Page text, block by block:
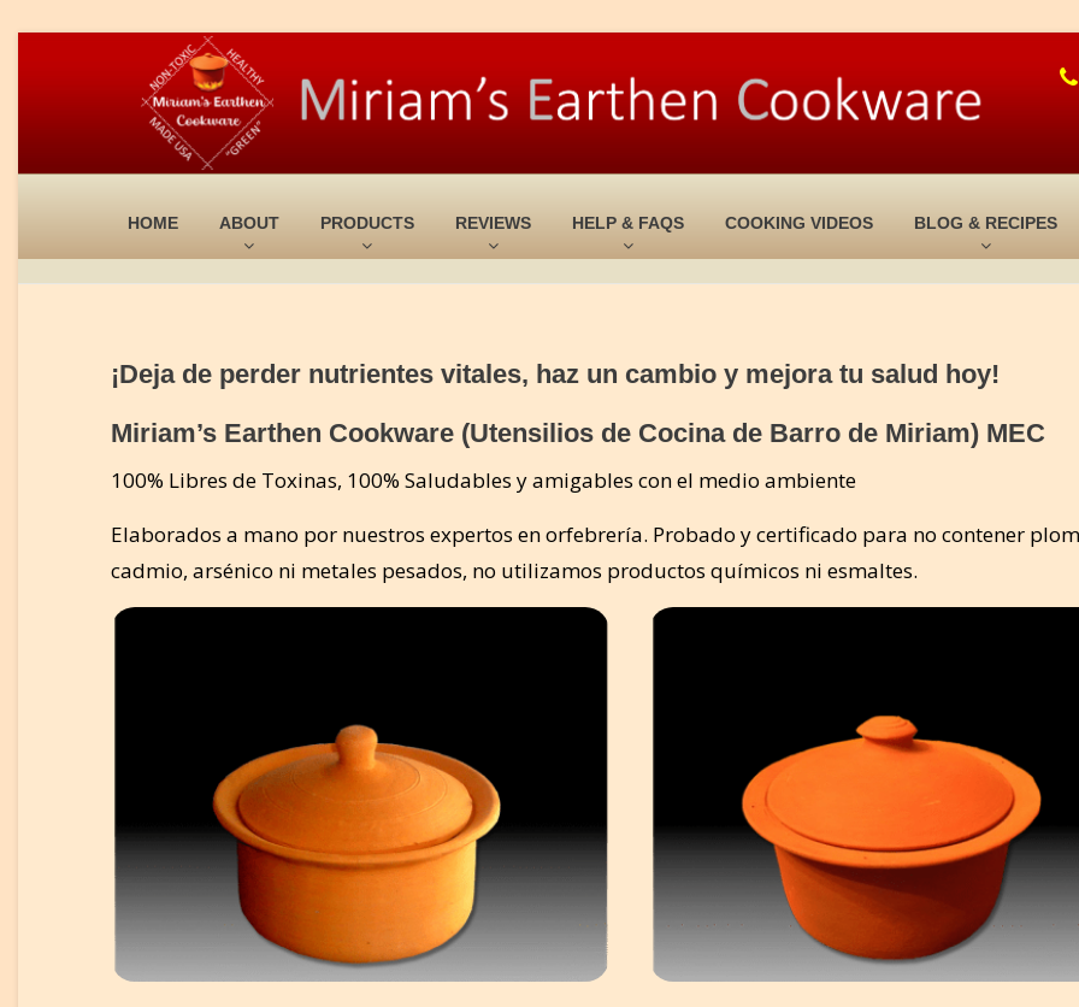
HOME ABOUT PRODUCTS REVIEWS HELP & FAQS COOKING VIDEOS BLOG & RECIPES
¡Deja de perder nutrientes vitales, haz un cambio y mejora tu salud hoy!
Miriam’s Earthen Cookware (Utensilios de Cocina de Barro de Miriam) MEC
100% Libres de Toxinas, 100% Saludables y amigables con el medio ambiente
Elaborados a mano por nuestros expertos en orfebrería. Probado y certificado para no contener
cadmio, arsénico ni metales pesados, no utilizamos productos químicos ni esmaltes.